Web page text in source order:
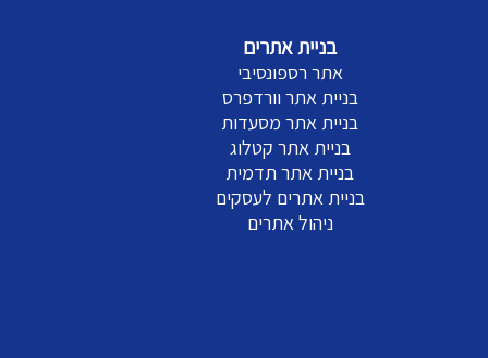
בניית אתרים
אתר רספונסיבי
בניית אתר וורדפרס
בניית אתר מסעדות
בניית אתר קטלוג
בניית אתר תדמית
בניית אתרים לעסקים
ניהול אתרים